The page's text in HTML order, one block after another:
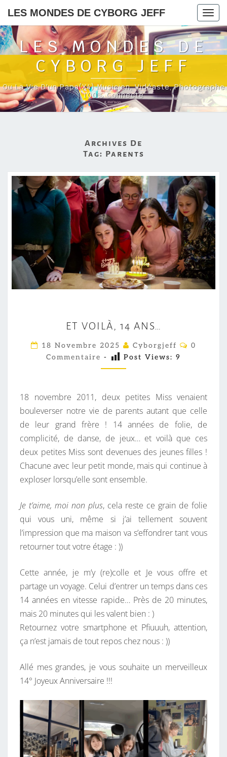
LES MONDES DE CYBORG JEFF
LES MONDES DE
CYBORG JEFF
Ou La Vie D'un Papa(x4) Musicien, Vidéaste, Photographe
100% Connecté
Archives De
Tag: Parents
T
V
O
I
À
1
4
A
N
S
ET VOILÀ, 14 ANS…
18 Novembre 2025 Cyborgjeff
C
A
I
R
E
0
Commentaire - Post Views: 9
18 novembre 2011, deux petites Miss venaient
bouleverser notre vie de parents autant que celle
de leur grand frère ! 14 années de folie, de
complicité, de danse, de jeux… et voilà que ces
deux petites Miss sont devenues des jeunes filles !
Chacune avec leur petit monde, mais qui continue à
exploser lorsqu’elle sont ensemble.
Je t’aime, moi non plus, cela reste ce grain de folie
qui vous uni, même si j’ai tellement souvent
l’impression que ma maison va s’effondrer tant vous
retourner tout votre étage : ))
Cette année, je m’y (re)colle et Je vous offre et
partage un voyage. Celui d’entrer un temps dans ces
14 années en vitesse rapide… Près de 20 minutes,
mais 20 minutes qui les valent bien : )
Retournez votre smartphone et Pfiuuuh, attention,
ça n’est jamais de tout repos chez nous : ))
Allé mes grandes, je vous souhaite un merveilleux
14° Joyeux Anniversaire !!!